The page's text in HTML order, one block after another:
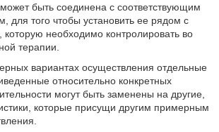
быть соединена с соответствующим
для того чтобы установить ее рядом с
которую необходимо контролировать во
терапии.
вариантах осуществления отдельные
относительно конкретных
могут быть заменены на другие,
которые присущи другим примерным